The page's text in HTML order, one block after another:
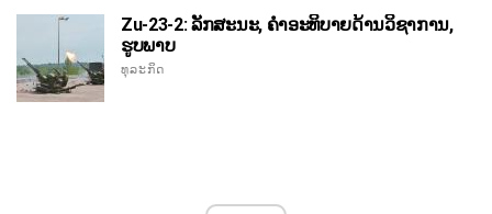
Zu-23-2: ລັກສະນະ, ຄໍາອະທິບາຍດ້ານວິຊາການ,
ຮູບພາບ
ທຸລະກິດ